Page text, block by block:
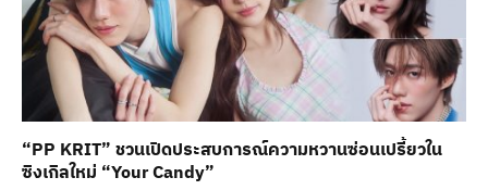
“PP KRIT” ชวนเปิดประสบการณ์ความหวานซ่อนเปรี้ยวใน
ซิงเกิลใหม่ “Your Candy”